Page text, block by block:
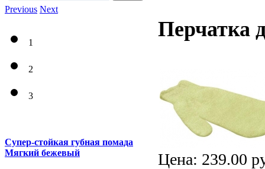
Перчатка
Цена: 239.00
Previous Next
1
2
3
Супер-стойкая губная помада
Мягкий бежевый